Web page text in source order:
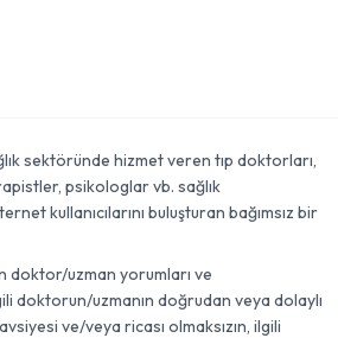
sektöründe hizmet veren tıp doktorları,
psikologlar vb. sağlık
kullanıcılarını buluşturan bağımsız bir
doktor/uzman yorumları ve
doktorun/uzmanın doğrudan veya dolaylı
ve/veya ricası olmaksızın, ilgili